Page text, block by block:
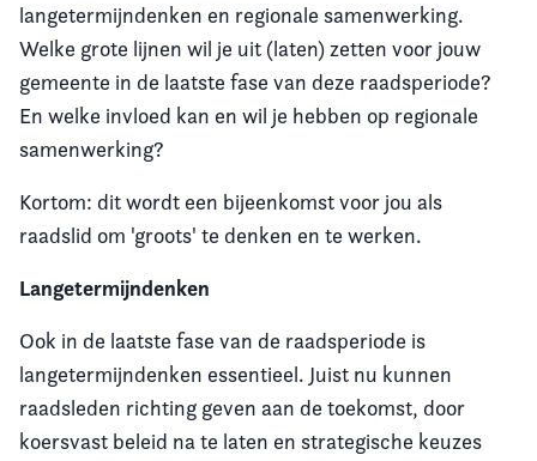
Vereniging
Contact
langetermijndenken en regionale samenwerking.
Welke grote lijnen wil je uit (laten) zetten voor jouw
gemeente in de laatste fase van deze raadsperiode?
En welke invloed kan en wil je hebben op regionale
samenwerking?
Kortom: dit wordt een bijeenkomst voor jou als
raadslid om 'groots' te denken en te werken.
Langetermijndenken
Ook in de laatste fase van de raadsperiode is
langetermijndenken essentieel. Juist nu kunnen
raadsleden richting geven aan de toekomst, door
koersvast beleid na te laten en strategische keuzes